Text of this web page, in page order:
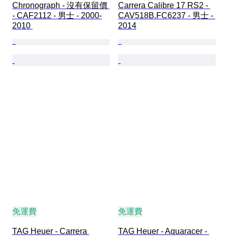
Chronograph - 沒有保留價
- CAF2112 - 男士 - 2000-
2010
Carrera Calibre 17 RS2 -
CAV518B.FC6237 - 男士 -
2014
免運費
TAG Heuer - Carrera
免運費
TAG Heuer - Aquaracer -